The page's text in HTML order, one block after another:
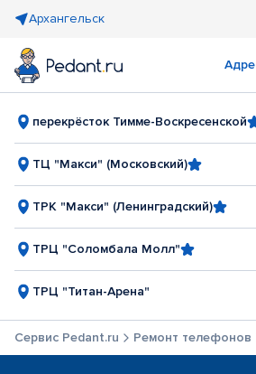
Архангельск
перекрёсток Тимме-Воскресенской
ТЦ "Макси" (Московский)
ТРК "Макси" (Ленинградский)
ТРЦ "Соломбала Молл"
ТРЦ "Титан-Арена"
Сервис Pedant.ru Ремонт телефонов